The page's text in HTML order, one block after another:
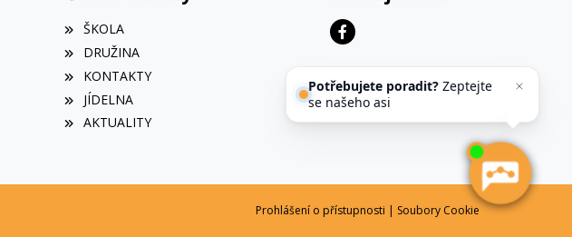
ŠKOLA
DRUŽINA
KONTAKTY
JÍDELNA
AKTUALITY
Prohlášení o přístupnosti | Soubory Cookie
Potřebujete poradit? Zeptejte
se našeho asistenta